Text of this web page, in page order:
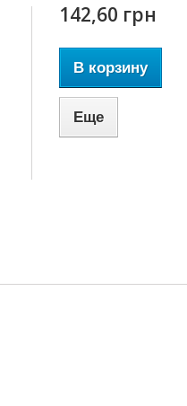
142,60 грн
В корзину
Еще